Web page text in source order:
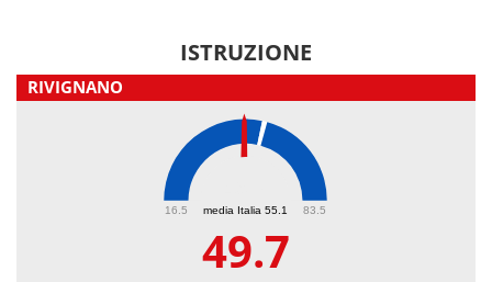
ISTRUZIONE
RIVIGNANO
media Italia 55.1
16.5 83.5
49.7